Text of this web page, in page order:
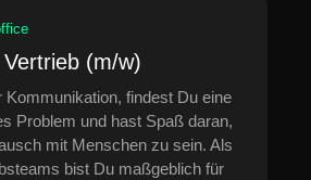
(m/w)
Kommunikation, findest Du eine
Problem und hast Spaß daran,
mit Menschen zu sein. Als
bist Du maßgeblich für